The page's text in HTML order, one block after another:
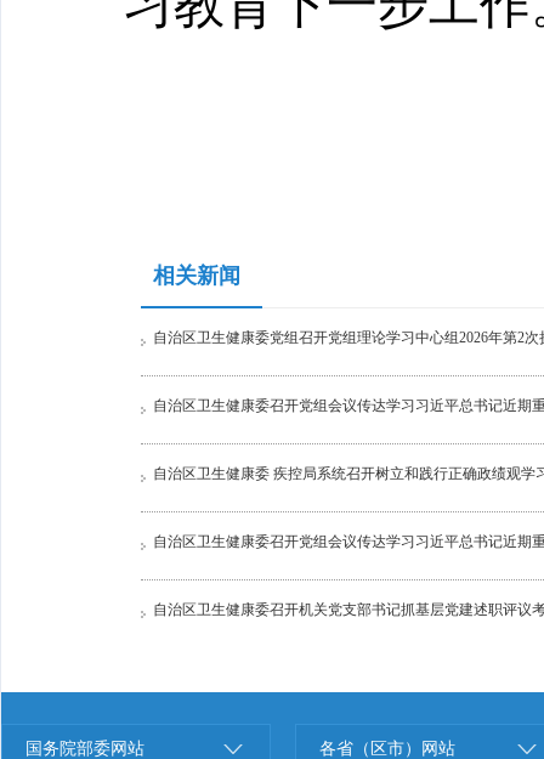
相关新闻
自治区卫生健康委党组召开党组理论学习中心组2026年第2次
自治区卫生健康委召开党组会议传达学习习近平总书记近期
自治区卫生健康委 疾控局系统召开树立和践行正确政绩观学
自治区卫生健康委召开党组会议传达学习习近平总书记近期
自治区卫生健康委召开机关党支部书记抓基层党建述职评议
国务院部委网站 各省（区市）网站